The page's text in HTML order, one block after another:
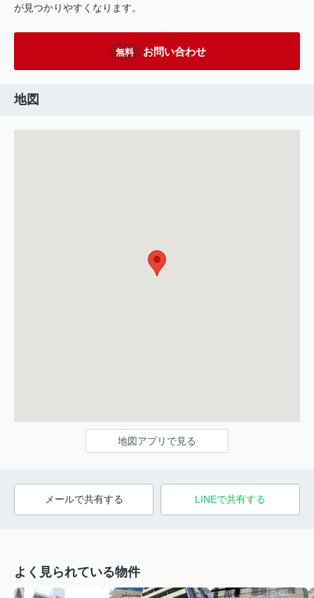
が見つかりやすくなります。
無料 お問い合わせ
地図
地図アプリで見る
メールで共有する LINEで共有する
よく見られている物件